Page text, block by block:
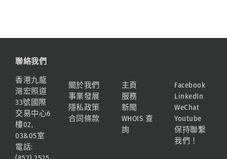
聯絡我們
香港九龍
灣宏照道
33號國際
交易中心6
樓02,
03&05室
電話:
關於我們
事業發展
隱私政策
合同條款
主頁
服務
新聞
WHOIS 查
詢
Facebook
LinkedIn
WeChat
Youtube
保持聯繫
我們！